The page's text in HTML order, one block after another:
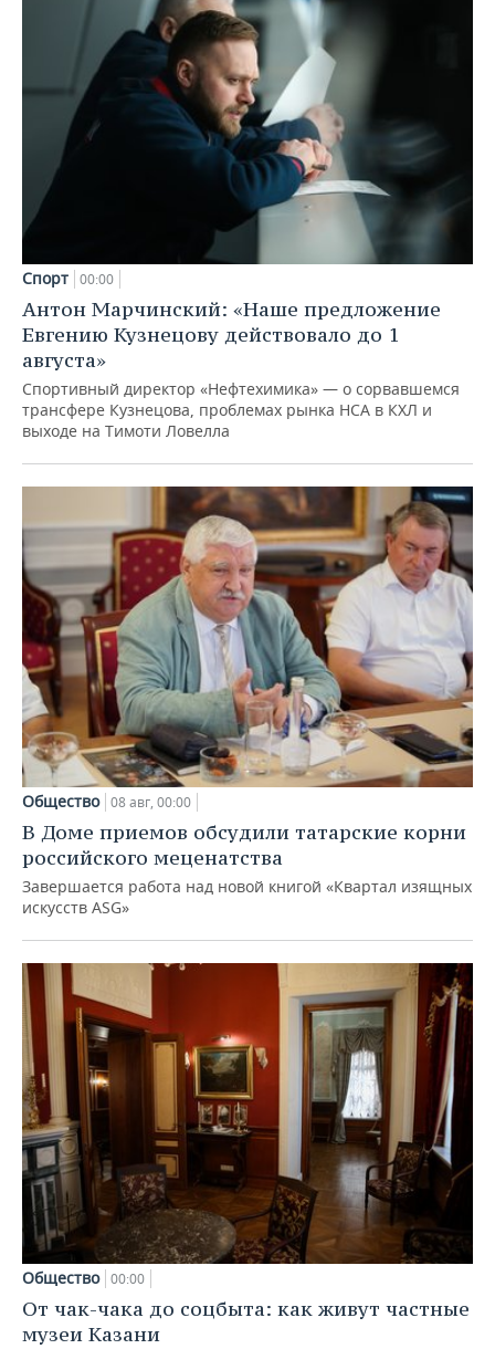
Спорт 00:00
Антон Марчинский: «Наше предложение
Евгению Кузнецову действовало до 1
августа»
Спортивный директор «Нефтехимика» — о сорвавшемся
трансфере Кузнецова, проблемах рынка НСА в КХЛ и
выходе на Тимоти Ловелла
Общество 08 авг, 00:00
В Доме приемов обсудили татарские корни
российского меценатства
Завершается работа над новой книгой «Квартал изящных
искусств ASG»
Общество 00:00
От чак-чака до соцбыта: как живут частные
музеи Казани